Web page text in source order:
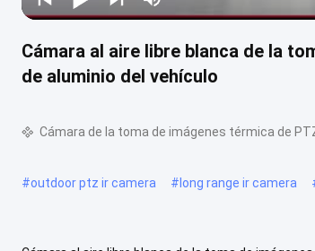
Cámara al aire libre blanca de la
de aluminio del vehículo
Cámara de la toma de imágenes térmica de
#outdoor ptz ir camera #long range ir camera